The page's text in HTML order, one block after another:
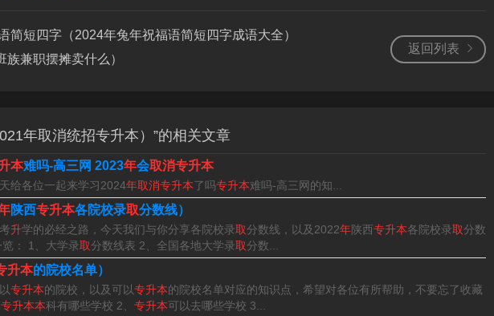
招生对象 陕西省内2023年普通高职（专科）应届毕业生。
？专升本是指专科毕业生通过考试升入本科，以提高自己的学历和职业发展前景。
季和秋季两个考试时间，考试时间通常在每年的4月和10月左右。
在2023年12月份到2024年3月份之间。扩展知识：普通高等教育中，专升本是普通
科教育的简称，通常出现于教育行政部门关于普通高等学校的招生考试及相关文件
返回列表
简短四字（2024年兔年祝福语简短四字成语大全）
族兼职摆摊卖什么）
年取消统招专升本）”的相关文章
本难吗-高三网 2023年会取消专升本
给各位一起来学习2024年取消专升本了吗专升本难吗-高三网的知...
陕西专升本各院校录取分数线）
升学的必经之路，今天我们与你分享各院校录取分数线，以及2022年陕西专升本各院校录取分数
： 1、大学录取分数线表 2、全国各地大学录取分数...
升本的院校名单）
专升本的院校，以及可以专升本的院校名单对应的知识点，希望对各位有所帮助，不要忘了收藏
专升本本科有哪些学校 2、 专升本可以去哪些学校 3...